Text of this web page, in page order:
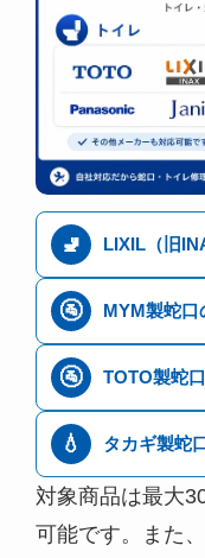
🚽 LIXIL（旧
🚰 MYM製蛇口
🚰 TOTO製蛇
💧 タカギ製蛇
対象商品は最大
可能です。また